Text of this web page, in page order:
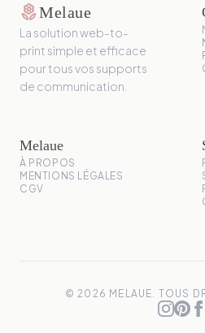
local_floristMelaue
La solution web-to-
print simple et efficace
pour tous vos supports
de communication.
Melaue
À PROPOS
MENTIONS LÉGALES
CGV
© 2026 MELAUE. TOUS